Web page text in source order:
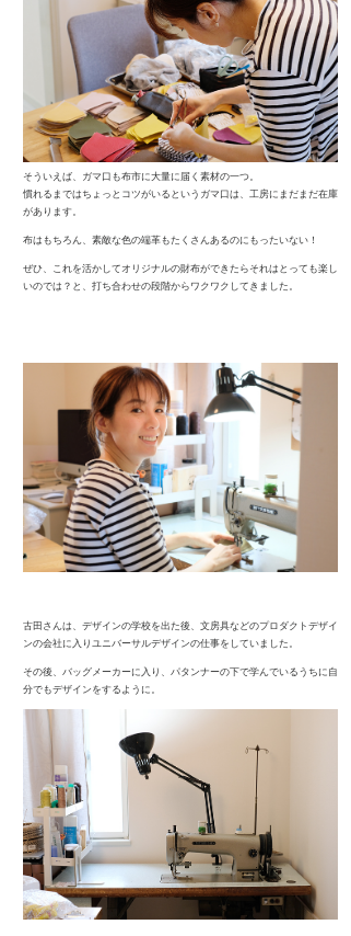
そういえば、ガマ口も布市に大量に届く素材の一つ。
慣れるまではちょっとコツがいるというガマ口は、工房にまだまだ在庫
があります。
布はもちろん、素敵な色の端革もたくさんあるのにもったいない！
ぜひ、これを活かしてオリジナルの財布ができたらそれはとっても楽し
いのでは？と、打ち合わせの段階からワクワクしてきました。
古田さんは、デザインの学校を出た後、文房具などのプロダクトデザイ
ンの会社に入りユニバーサルデザインの仕事をしていました。
その後、バッグメーカーに入り、パタンナーの下で学んでいるうちに自
分でもデザインをするように。